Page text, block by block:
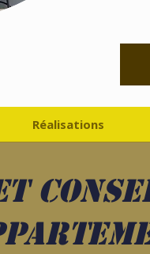
Réalisations